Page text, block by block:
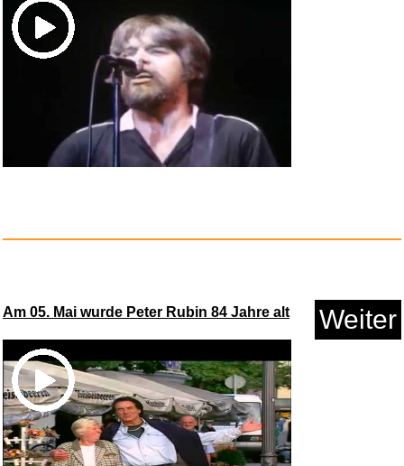
The Fog - Nebel des Grauens...
Bravo Hits Vol. 132 [Explicit]...
Anzeige
Am 05. Mai wurde Peter Rubin 84 Jahre alt Weiter